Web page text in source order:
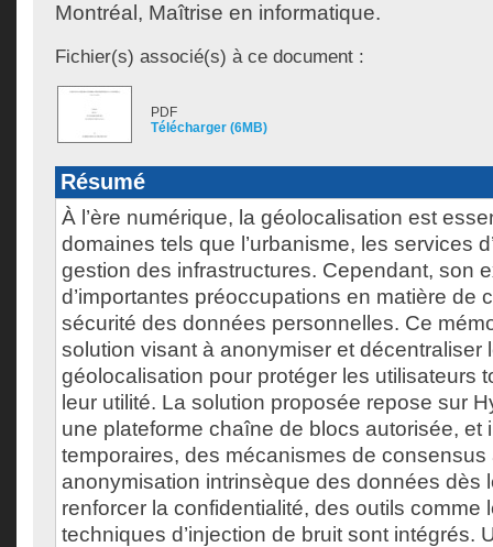
Montréal, Maîtrise en informatique.
Fichier(s) associé(s) à ce document :
PDF
Télécharger (6MB)
Résumé
À l’ère numérique, la géolocalisation est
domaines tels que l’urbanisme, les services
gestion des infrastructures. Cependant, son
d’importantes préoccupations en matière de
sécurité des données personnelles. Ce
solution visant à anonymiser et décentraliser
géolocalisation pour protéger les utilisateurs
leur utilité. La solution proposée repose sur
une plateforme chaîne de blocs autorisée, et
temporaires, des mécanismes de
anonymisation intrinsèque des données dès
renforcer la confidentialité, des outils comme
techniques d’injection de bruit sont intégrés.